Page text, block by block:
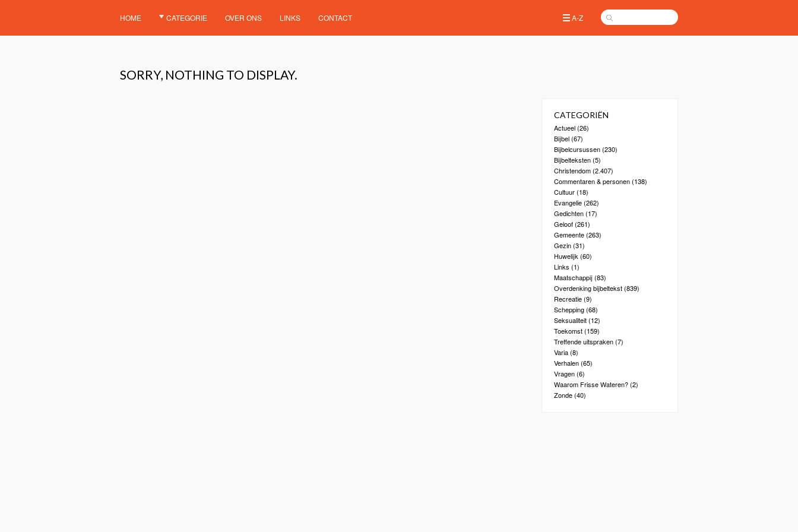
HOME CATEGORIE OVER ONS LINKS CONTACT A-Z
SORRY, NOTHING TO DISPLAY.
CATEGORIËN
Actueel(26)
Bijbel(67)
Bijbelcursussen(230)
Bijbelteksten(5)
Christendom(2.407)
Commentaren & personen(138)
Cultuur(18)
Evangelie(262)
Gedichten(17)
Geloof(261)
Gemeente(263)
Gezin(31)
Huwelijk (60)
Links (1)
Maatschappij(83)
Overdenking bijbeltekst(839)
Recreatie(9)
Schepping(68)
Seksualiteit(12)
Toekomst(159)
Treffende uitspraken(7)
Varia(8)
Verhalen(65)
Vragen(6)
Waarom Frisse Wateren?(2)
Zonde(40)